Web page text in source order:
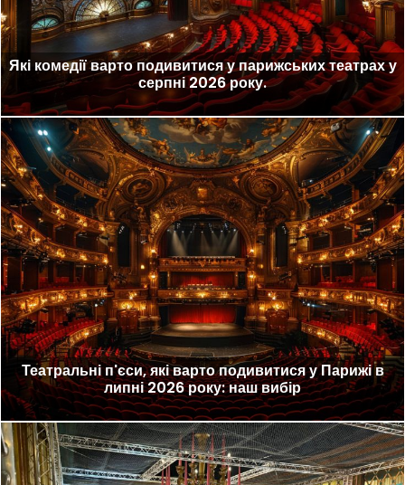
Які комедії варто подивитися у парижських театрах у
серпні 2026 року.
Театральні п'єси, які варто подивитися у Парижі в
липні 2026 року: наш вибір